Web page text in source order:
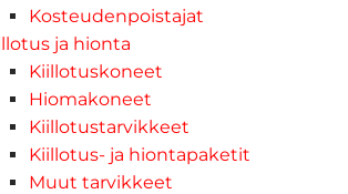
Kosteudenpoistajat
ja hionta
Kiillotuskoneet
Hiomakoneet
Kiillotustarvikkeet
Kiillotus- ja hiontapaketit
Muut tarvikkeet